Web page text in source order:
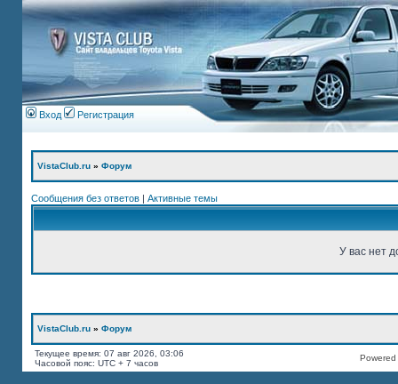
Вход Регистрация
VistaClub.ru » Форум
Сообщения без ответов | Активные темы
У вас нет
VistaClub.ru » Форум
Текущее время: 07 авг 2026, 03:06
Часовой пояс: UTC + 7 часов